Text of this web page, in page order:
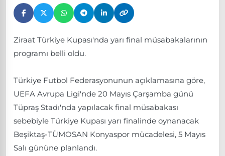
Ziraat Türkiye Kupası'nda yarı final müsabakalarının
programı belli oldu.
Türkiye Futbol Federasyonunun açıklamasına göre,
UEFA Avrupa Ligi'nde 20 Mayıs Çarşamba günü
Tüpraş Stadı'nda yapılacak final müsabakası
sebebiyle Türkiye Kupası yarı finalinde oynanacak
Beşiktaş-TÜMOSAN Konyaspor mücadelesi, 5 Mayıs
Salı gününe planlandı.